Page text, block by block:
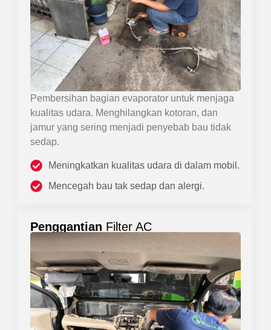
Pembersihan bagian evaporator untuk menjaga
kualitas udara. Menghilangkan kotoran, dan
jamur yang sering menjadi penyebab bau tidak
sedap.
Meningkatkan kualitas udara di dalam mobil.
Mencegah bau tak sedap dan alergi.
Penggantian Filter AC